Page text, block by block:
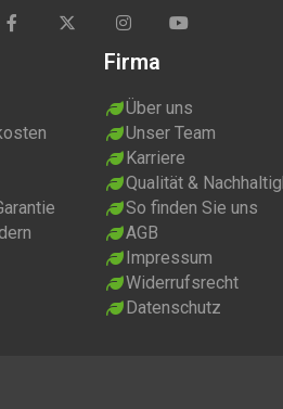
Firma
Über uns
Unser Team
Karriere
Qualität &
So finden Sie uns
AGB
Impressum
Widerrufsrecht
Datenschutz